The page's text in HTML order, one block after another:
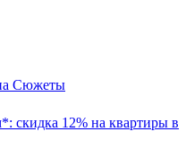
Сюжеты
скидка 12% на квартиры в